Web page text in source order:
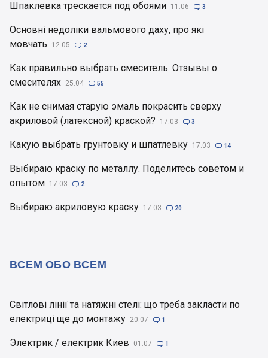
Шпаклевка трескается под обоями 11.06  3
Основні недоліки вальмового даху, про які
мовчать
12.05  2
Как правильно выбрать смеситель. Отзывы о
смесителях 25.04  55
Как не снимая старую эмаль покрасить сверху
акриловой (латексной) краской?
17.03  3
Какую выбрать грунтовку и шпатлевку 17.03  14
Выбираю краску по металлу. Поделитесь советом и
опытом 17.03  2
Выбираю акриловую краску 17.03  20
Світлові лінії та натяжні стелі: що треба закласти по
електриці ще до монтажу 20.07  1
Электрик / електрик Киев 01.07  1
ВСЕМ ОБО ВСЕМ